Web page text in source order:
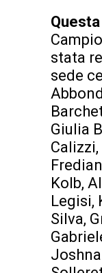
Questa
stata
sede
Giulia
Kolb,
Legisi,
Silva,